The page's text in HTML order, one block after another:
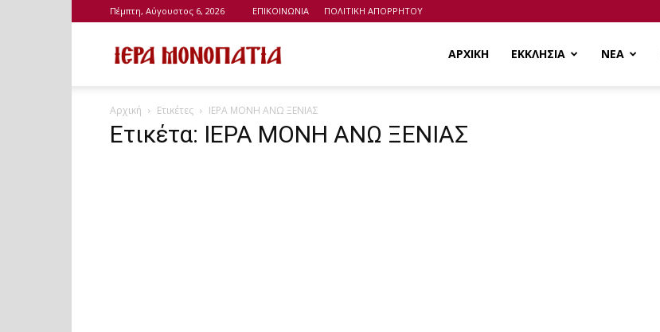
Πέμπτη, Αύγουστος 6, 2026 ΕΠΙΚΟΙΝΩΝΙΑ ΠΟΛΙΤΙΚΗ ΑΠΟΡΡΗΤΟΥ
Μονοπάτια
ΑΡΧΙΚΗ ΕΚΚΛΗΣΙΑ ΝΕΑ
Αρχική Ετικέτες ΙΕΡΑ ΜΟΝΗ ΑΝΩ ΞΕΝΙΑΣ
Ετικέτα: ΙΕΡΑ ΜΟΝΗ ΑΝΩ ΞΕΝΙΑΣ